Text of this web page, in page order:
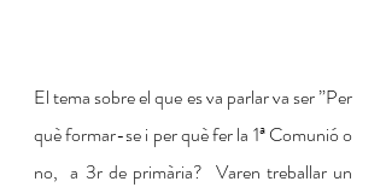
El tema sobre el que es va parlar va ser ”Per
què formar-se i per què fer la 1ª Comunió o
no,  a 3r de primària?  Varen treballar un